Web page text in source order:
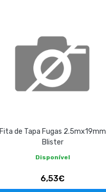
Fita de Tapa Fugas 2.5mx19mm
Blister
Disponível
6,53€